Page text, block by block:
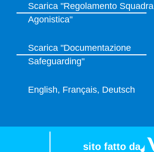
Scarica "Regolamento Squadra
Agonistica"
Scarica "Documentazione
Safeguarding"
English, Français, Deutsch
sito fatto da